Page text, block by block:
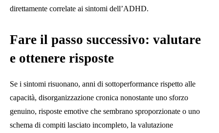
direttamente correlate ai sintomi dell’ADHD.
Fare il passo successivo: valutare
e ottenere risposte
Se i sintomi risuonano, anni di sottoperformance rispetto alle
capacità, disorganizzazione cronica nonostante uno sforzo
genuino, risposte emotive che sembrano sproporzionate o uno
schema di compiti lasciato incompleto, la valutazione